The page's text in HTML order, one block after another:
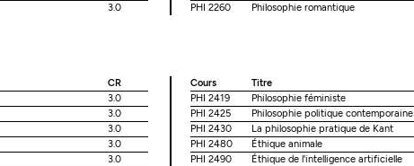
3.0
PHI 2260
Philosophie romantique
CR
3.0
3.0
3.0
3.0
3.0
Cours Titre
PHI 2419
Philosophie féministe
PHI 2425
Philosophie politique contemporaine
PHI 2430
La philosophie pratique de Kant
PHI 2480
Éthique animale
PHI 2490
Éthique de l'intelligence artificielle